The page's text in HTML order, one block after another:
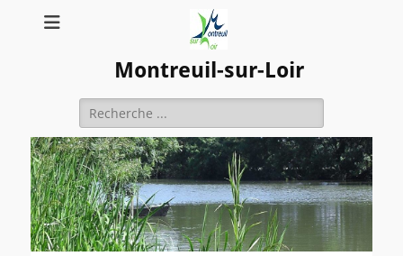
Montreuil-sur-Loir
Rechercher :